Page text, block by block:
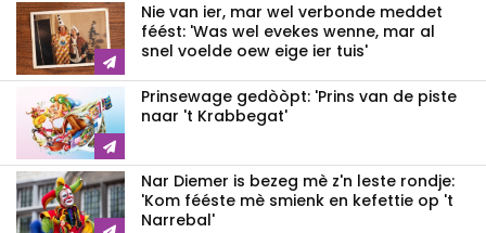
Nie van ier, mar wel verbonde meddet
féést: 'Was wel evekes wenne, mar al
snel voelde oew eige ier tuis'
Prinsewage gedòòpt: 'Prins van de piste
naar 't Krabbegat'
Nar Diemer is bezeg mè z'n leste rondje:
'Kom fééste mè smienk en kefettie op 't
Narrebal'